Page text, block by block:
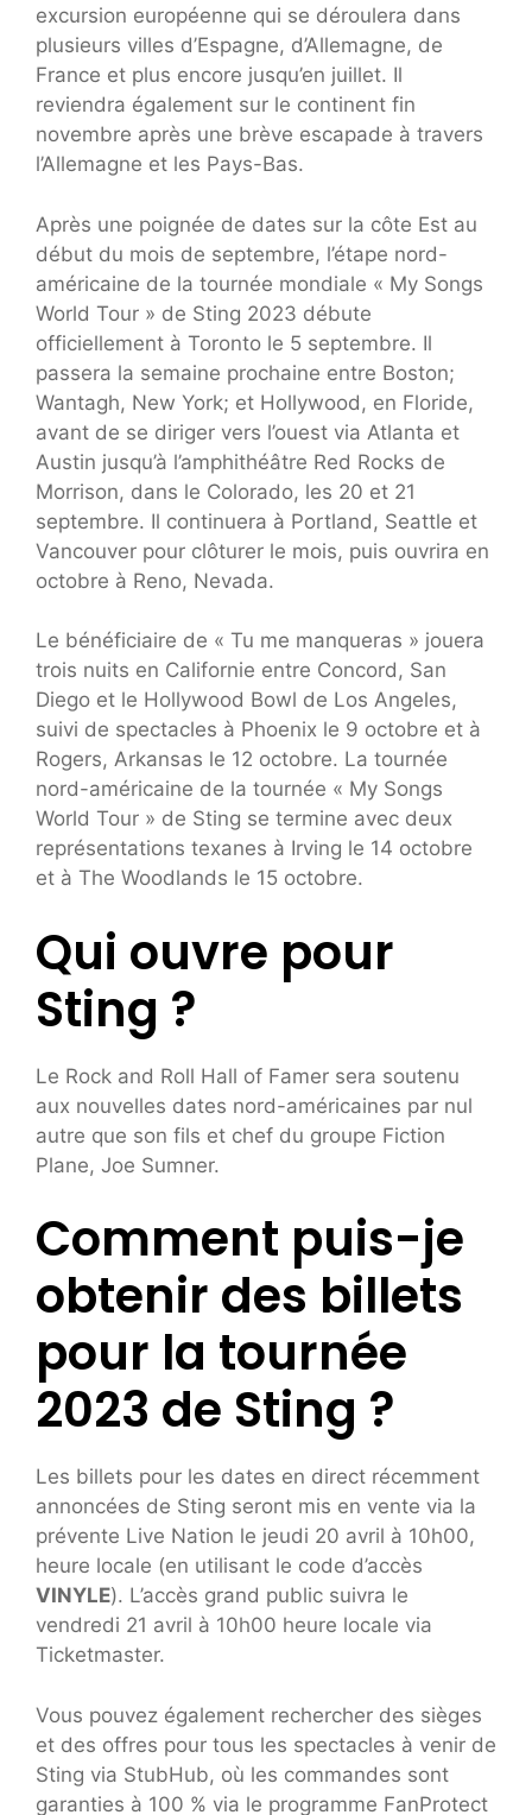
excursion européenne qui se déroulera dans
plusieurs villes d’Espagne, d’Allemagne, de
France et plus encore jusqu’en juillet. Il
reviendra également sur le continent fin
novembre après une brève escapade à travers
l’Allemagne et les Pays-Bas.
Après une poignée de dates sur la côte Est au
début du mois de septembre, l’étape nord-
américaine de la tournée mondiale « My Songs
World Tour » de Sting 2023 débute
officiellement à Toronto le 5 septembre. Il
passera la semaine prochaine entre Boston;
Wantagh, New York; et Hollywood, en Floride,
avant de se diriger vers l’ouest via Atlanta et
Austin jusqu’à l’amphithéâtre Red Rocks de
Morrison, dans le Colorado, les 20 et 21
septembre. Il continuera à Portland, Seattle et
Vancouver pour clôturer le mois, puis ouvrira en
octobre à Reno, Nevada.
Le bénéficiaire de « Tu me manqueras » jouera
trois nuits en Californie entre Concord, San
Diego et le Hollywood Bowl de Los Angeles,
suivi de spectacles à Phoenix le 9 octobre et à
Rogers, Arkansas le 12 octobre. La tournée
nord-américaine de la tournée « My Songs
World Tour » de Sting se termine avec deux
représentations texanes à Irving le 14 octobre
et à The Woodlands le 15 octobre.
Qui ouvre pour
Sting ?
Le Rock and Roll Hall of Famer sera soutenu
aux nouvelles dates nord-américaines par nul
autre que son fils et chef du groupe Fiction
Plane, Joe Sumner.
Comment puis-je
obtenir des billets
pour la tournée
2023 de Sting ?
Les billets pour les dates en direct récemment
annoncées de Sting seront mis en vente via la
prévente Live Nation le jeudi 20 avril à 10h00,
heure locale (en utilisant le code d’accès
VINYLE). L’accès grand public suivra le
vendredi 21 avril à 10h00 heure locale via
Ticketmaster.
Vous pouvez également rechercher des sièges
et des offres pour tous les spectacles à venir de
Sting via StubHub, où les commandes sont
garanties à 100 % via le programme FanProtect